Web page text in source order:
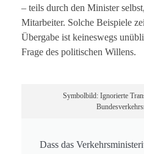
– teils durch den Minister
Mitarbeiter. Solche Beispiele
Übergabe ist keineswegs
Frage des politischen Willens.
Symbolbild: Ignorierte
Dass das